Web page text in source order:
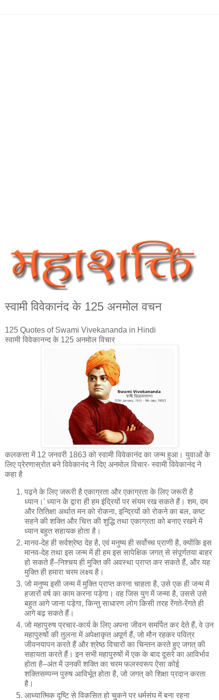
स्वामी विवेकानंद के 125 अनमोल वचन
125 Quotes of Swami Vivekananda in Hindi
स्वामी विवेकानन्द के 125 अनमोल विचार
कलकत्ता में 12 जनवरी 1863 को स्वामी विवेकानंद का जन्म हुआ। युवाओं के
लिए प्रेरणास्रोत बने विवेकानंद ने दिए अनमोल विचार- स्वामी विवेकानंद ने
कहा है
पढ़ने के लिए जरूरी है एकाग्रता और एकाग्रता के लिए जरूरी है
ध्यान।' ध्यान के द्वारा ही हम इंद्रियों पर संयम रख सकते हैं। शम, दम
और तितिक्षा अर्थात मन को रोकना, इन्द्रियों को रोकने का बल, कष्ट
सहने की शक्ति और चित्त की शुद्धि तथा एकाग्रता को बनाए रखने में
ध्यान बहुत सहायक होता है।
मानव-देह ही सर्वश्रेष्ठ देह है, एवं मनुष्य ही सर्वोच्च प्राणी है, क्योंकि इस
मानव-देह तथा इस जन्म में ही हम इस सापेक्षिक जगत् से संपूर्णतया बाहर
हो सकते हैं–निश्चय ही मुक्ति की अवस्था प्राप्त कर सकते हैं, और यह
मुक्ति ही हमारा चरम लक्ष्य है।
जो मनुष्य इसी जन्म में मुक्ति प्राप्त करना चाहता है, उसे एक ही जन्म में
हजारों वर्ष का काम करना पड़ेगा। वह जिस युग में जन्मा है, उससे उसे
बहुत आगे जाना पड़ेगा, किन्तु साधारण लोग किसी तरह रेंगते-रेंगते ही
आगे बढ़ सकते हैं।
जो महापुरुष प्रचार-कार्य के लिए अपना जीवन समर्पित कर देते हैं, वे उन
महापुरुषों की तुलना में अपेक्षाकृत अपूर्ण हैं, जो मौन रहकर पवित्र
जीवनयापन करते हैं और श्रेष्ठ विचारों का चिन्तन करते हुए जगत् की
सहायता करते हैं। इन सभी महापुरुषों में एक के बाद दूसरे का आविर्भाव
होता है–अंत में उनकी शक्ति का चरम फलस्वरूप ऐसा कोई
शक्तिसम्पन्न पुरुष आविर्भूत होता है, जो जगत् को शिक्षा प्रदान करता
है।
आध्यात्मिक दृष्टि से विकसित हो चुकने पर धर्मसंघ में बना रहना